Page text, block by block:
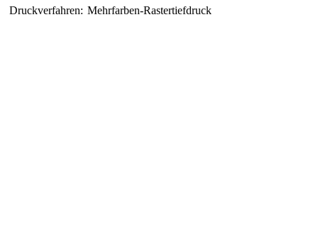
Druckverfahren: Mehrfarben-Rastertiefdruck